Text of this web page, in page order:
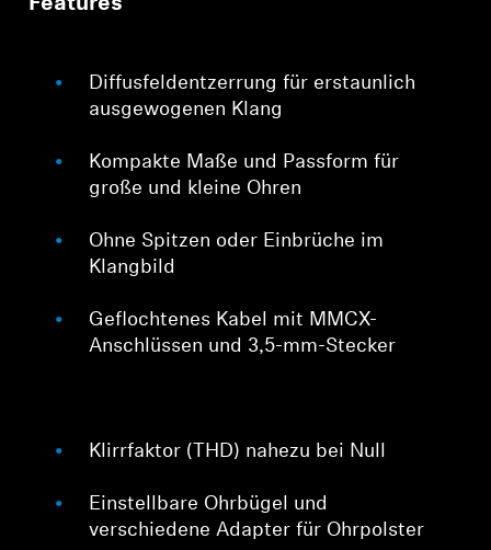
Features
Diffusfeldentzerrung für erstaunlich
ausgewogenen Klang
Kompakte Maße und Passform für
große und kleine Ohren
Ohne Spitzen oder Einbrüche im
Klangbild
Geflochtenes Kabel mit MMCX-
Anschlüssen und 3,5-mm-Stecker
Klirrfaktor (THD) nahezu bei Null
Einstellbare Ohrbügel und
verschiedene Adapter für Ohrpolster